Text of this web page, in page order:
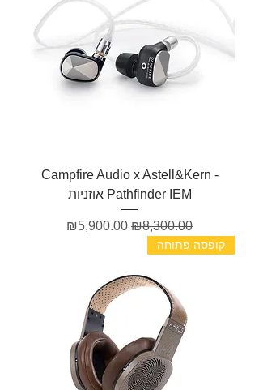
Campfire Audio x Astell&Kern -
Pathfinder IEM אוזניות
מחיר רגיל
₪8,300.00 מחיר מבצע
₪5,900.00
קופסה פתוחה